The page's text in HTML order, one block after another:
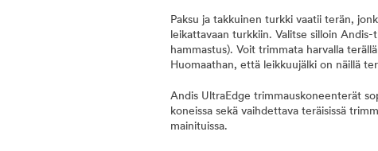
Paksu ja takkuinen turkki vaatii terän,
leikattavaan turkkiin. Valitse silloin
hammastus). Voit trimmata harvalla
Huomaathan, että leikkuujälki on näillä
Andis UltraEdge trimmauskoneenterät
koneissa sekä vaihdettava teräisissä
mainituissa.